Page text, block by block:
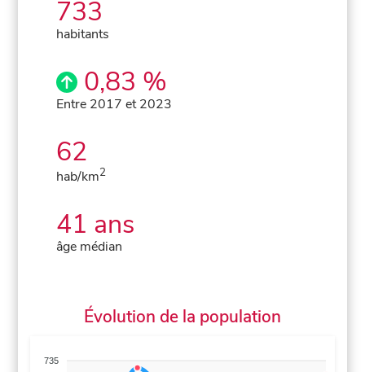
733
habitants
0,83 %
Entre 2017 et 2023
62
hab/km2
41 ans
âge médian
Évolution de la population
735